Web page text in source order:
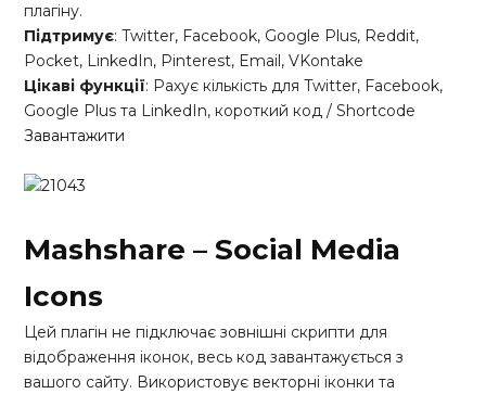
плагіну.
Підтримує: Twitter, Facebook, Google Plus, Reddit,
Pocket, LinkedIn, Pinterest, Email, VKontake
Цікаві функції: Рахує кількість для Twitter, Facebook,
Google Plus та LinkedIn, короткий код / Shortcode
Завантажити
Mashshare – Social Media
Icons
Цей плагін не підключає зовнішні скрипти для
відображення іконок, весь код завантажується з
вашого сайту. Використовує векторні іконки та